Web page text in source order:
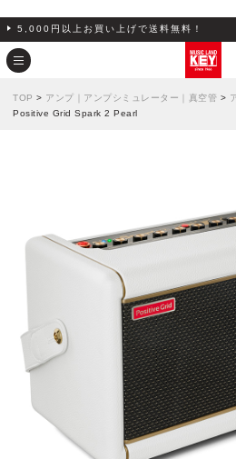
5,000円以上お買い上げで送料無料！
TOP > アンプ｜アンプシミュレーター｜真空管 >
Positive Grid Spark 2 Pearl